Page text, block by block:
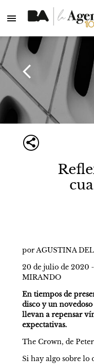
por AGUSTINA
20 de julio de 2020
MIRANDO
En tiempos de
disco y un
llevan a repensar
expectativas.
The Crown, de
Si hay algo sobre lo